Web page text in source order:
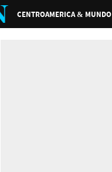
CENTROAMERICA & MUNDO